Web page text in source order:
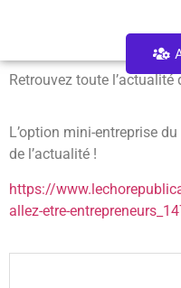
Retrouvez toute l’actualité
L’option mini-entreprise
de l’actualité !
https://
allez-etre-